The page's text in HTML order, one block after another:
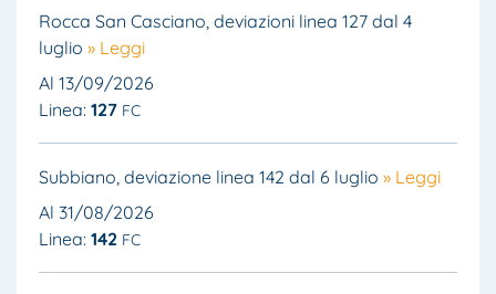
Rocca San Casciano, deviazioni linea 127 dal 4
luglio » Leggi
Al 13/09/2026
Linea: 127 FC
Subbiano, deviazione linea 142 dal 6 luglio » Leggi
Al 31/08/2026
Linea: 142 FC